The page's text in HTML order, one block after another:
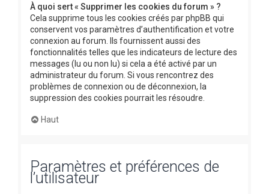
À quoi sert « Supprimer les cookies du forum » ?
Cela supprime tous les cookies créés par phpBB qui
conservent vos paramètres d’authentification et votre
connexion au forum. Ils fournissent aussi des
fonctionnalités telles que les indicateurs de lecture des
messages (lu ou non lu) si cela a été activé par un
administrateur du forum. Si vous rencontrez des
problèmes de connexion ou de déconnexion, la
suppression des cookies pourrait les résoudre.
Haut
Paramètres et préférences de
l’utilisateur